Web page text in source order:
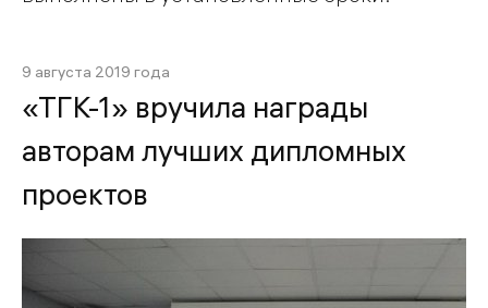
9 августа 2019 года
«ТГК-1» вручила награды
авторам лучших дипломных
проектов